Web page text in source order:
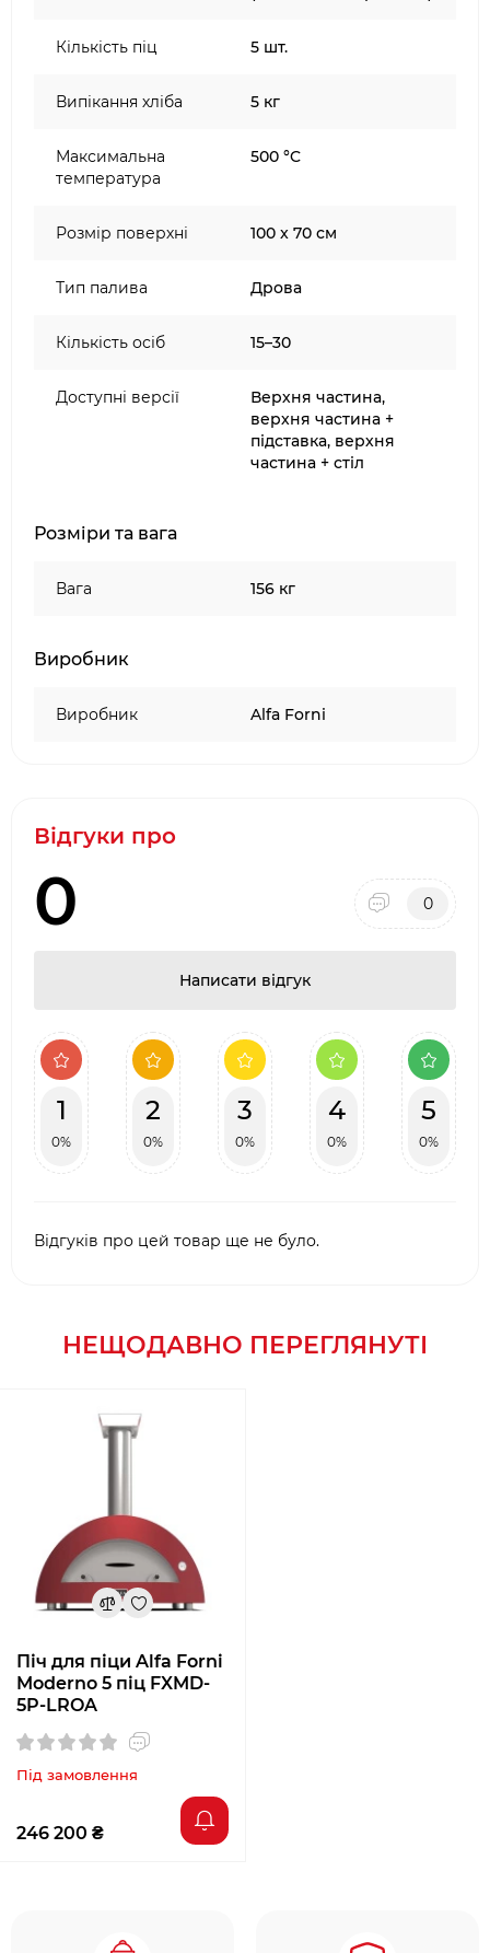
4 ніжки
1 запасна вогнетривка цегла
Інструкція, технічний паспорт, реєстрація
Батарея
регулятора 1/2 дюйма
Кількість піц 5 шт.
Випікання хліба 5 кг
Максимальна
температура
500 °C
Розмір поверхні 100 x 70 см
Тип палива Дрова
Кількість осіб 15–30
Доступні версії
Верхня частина,
верхня частина +
підставка, верхня
частина + стіл
Розміри та вага
Вага 156 кг
Виробник
Виробник Alfa Forni
Відгуки про
0 0
Написати відгук
1
0%
2
0%
3
0%
4
0%
5
0%
Відгуків про цей товар ще не було.
НЕЩОДАВНО ПЕРЕГЛЯНУТІ
Піч для піци Alfa Forni
Moderno 5 піц FXMD-
5P-LROA
Під замовлення
246 200 ₴